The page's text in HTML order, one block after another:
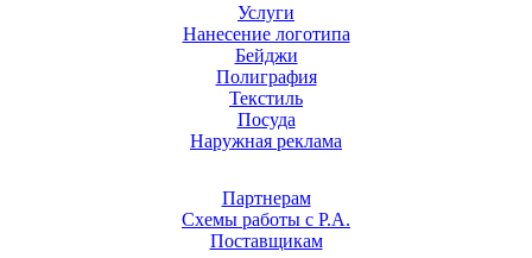
Услуги
Нанесение логотипа
Бейджи
Полиграфия
Текстиль
Посуда
Наружная реклама
Партнерам
Схемы работы с Р.А.
Поставщикам